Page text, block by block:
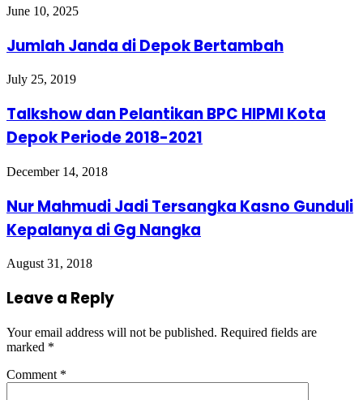
June 10, 2025
Jumlah Janda di Depok Bertambah
July 25, 2019
Talkshow dan Pelantikan BPC HIPMI Kota
Depok Periode 2018-2021
December 14, 2018
Nur Mahmudi Jadi Tersangka Kasno Gunduli
Kepalanya di Gg Nangka
August 31, 2018
Leave a Reply
Your email address will not be published. Required fields are
marked *
Comment *